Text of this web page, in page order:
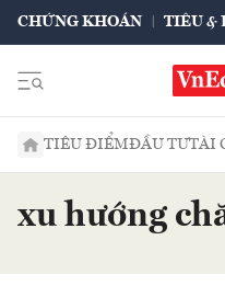
CHỨNG KHOÁN TIÊU &
TIÊU ĐIỂMĐẦU TƯTÀI
xu hướng